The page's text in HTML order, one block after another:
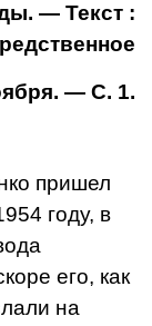
— Текст :
— С. 1.
пришел
го­ду, в
его, как
на